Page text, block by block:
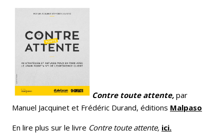
Contre toute attente, par
Manuel Jacquinet et Frédéric Durand, éditions Malpaso
En lire plus sur le livre Contre toute attente, ici.